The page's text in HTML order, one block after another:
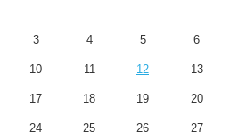
3 4 5 6
10 11 12 13
17 18 19 20
24 25 26 27